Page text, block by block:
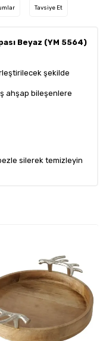
Tavsiye Et
Beyaz (YM 5564)
şekilde
ahşap bileşenlere
silerek temizleyin